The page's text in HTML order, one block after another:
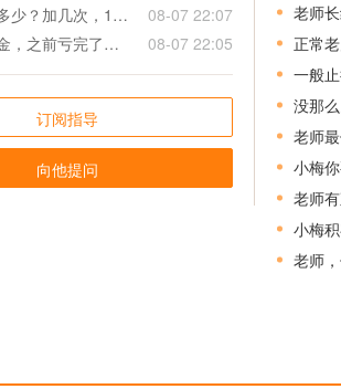
一般止损设多少？加几次，1000进0.01还是0.02.总仓不起的过多少？
08-07 22:07
没那么多资金，之前亏完了，很久没做重新开始，只能1000，一般怎么安排仓位
08-07 22:05
订阅指导
向他提问
老师
正常
一般
没那
老师
小梅
老师
小梅
老师